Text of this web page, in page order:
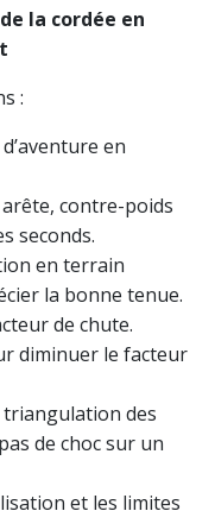
la cordée en
:
en
contre-poids
seconds.
en terrain
la bonne tenue.
de chute.
diminuer le facteur
des
de choc sur un
et les limites